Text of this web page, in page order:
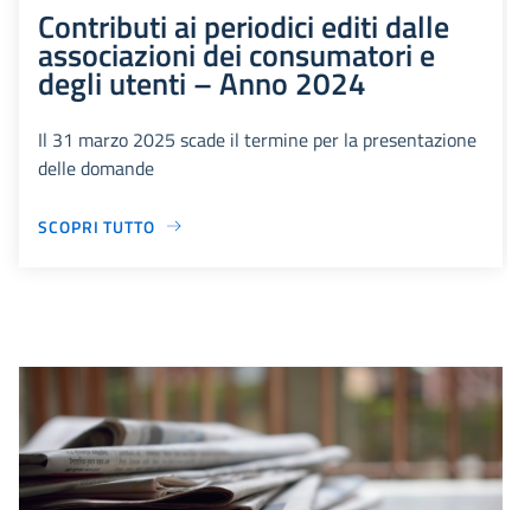
Contributi ai periodici editi dalle
associazioni dei consumatori e
degli utenti – Anno 2024
Il 31 marzo 2025 scade il termine per la presentazione
delle domande
SCOPRI TUTTO